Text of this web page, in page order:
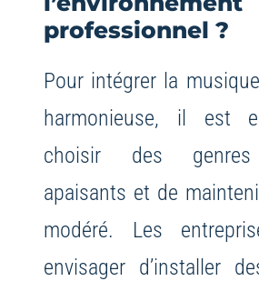
professionnel ?
Pour intégrer la
harmonieuse, il est
choisir des genres
apaisants et de
modéré. Les
envisager d’installer